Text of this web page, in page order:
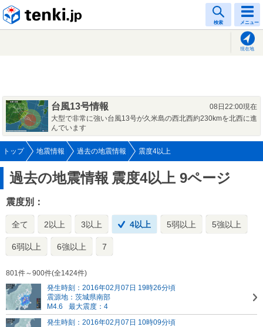
検索 メニュー
現在地
台風13号情報
08日22:00現在
大型で非常に強い台風13号が久米島の西北西約230kmを北西に進
んでいます
トップ 地震情報 過去の地震情報 震度4以上
過去の地震情報 震度4以上 9ページ
震度別：
全て 2以上 3以上 4以上 5弱以上 5強以上
6弱以上 6強以上 7
801件～900件(全1424件)
発生時刻：2016年02月07日 19時26分頃
震源地：茨城県南部
M4.6
最大震度：4
発生時刻：2016年02月07日 10時09分頃